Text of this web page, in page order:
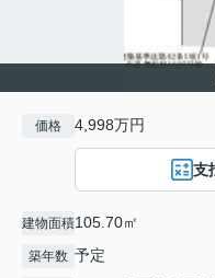
価格 4,998万円
支
建物面積105.70㎡
築年数 予定